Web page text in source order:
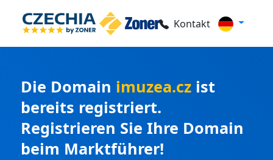
Kontakt
Die Domain imuzea.cz ist
bereits registriert.
Registrieren Sie Ihre Domain
beim Marktführer!